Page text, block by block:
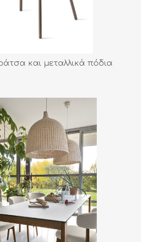
και μεταλλικά πόδια